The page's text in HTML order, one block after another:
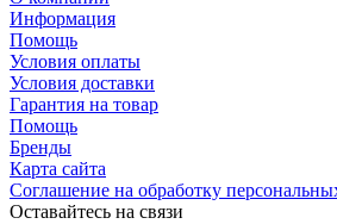
Информация
Помощь
Условия оплаты
Условия доставки
Гарантия на товар
Помощь
Бренды
Карта сайта
Соглашение на обработку
Оставайтесь на связи